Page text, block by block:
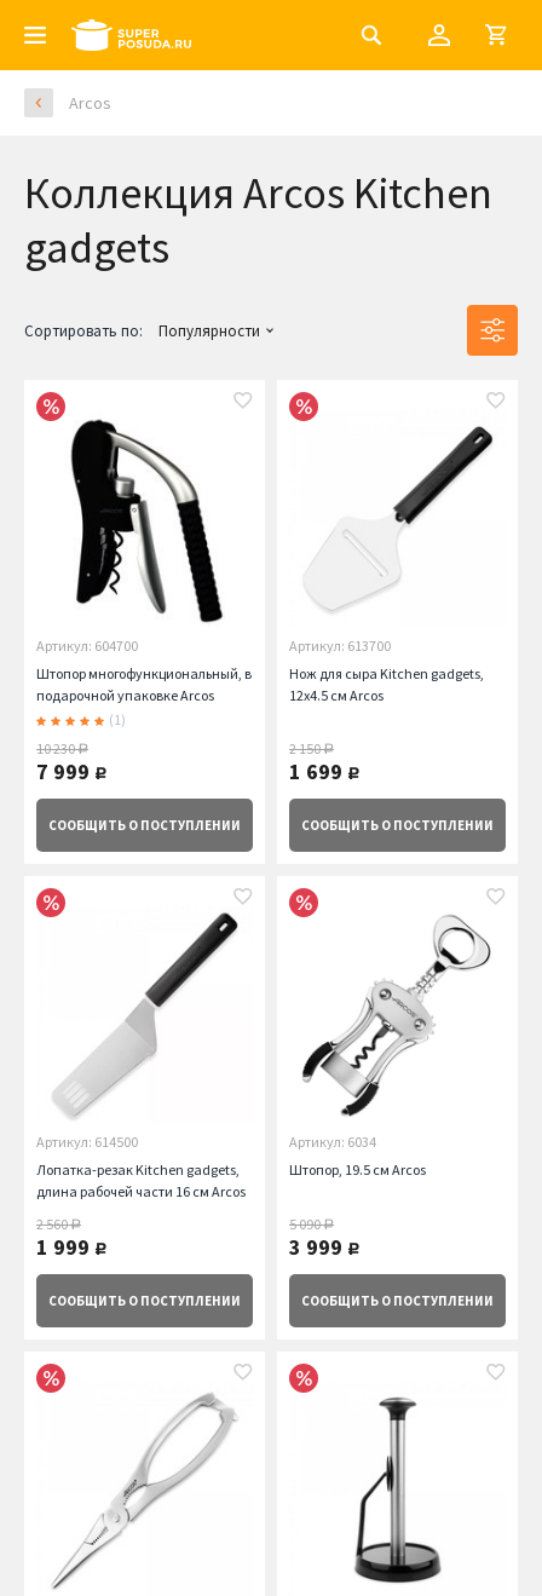
Arcos
Коллекция Arcos Kitchen
gadgets
Сортировать по: Популярности
Артикул: 604700
Штопор многофункциональный, в
подарочной упаковке Arcos
(1)
10 230руб.
7 999 руб.
СООБЩИТЬ О ПОСТУПЛЕНИИ
Артикул: 613700
Нож для сыра Kitchen gadgets,
12х4.5 см Arcos
2 150руб.
1 699 руб.
СООБЩИТЬ О ПОСТУПЛЕНИИ
Артикул: 614500
Лопатка-резак Kitchen gadgets,
длина рабочей части 16 см Arcos
2 560руб.
1 999 руб.
СООБЩИТЬ О ПОСТУПЛЕНИИ
Артикул: 6034
Штопор, 19.5 см Arcos
5 090руб.
3 999 руб.
СООБЩИТЬ О ПОСТУПЛЕНИИ